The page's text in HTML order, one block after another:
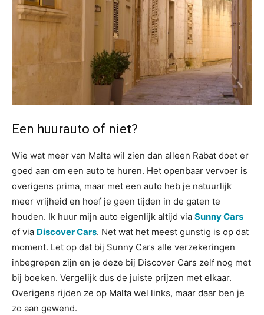
Een huurauto of niet?
Wie wat meer van Malta wil zien dan alleen Rabat doet er
goed aan om een auto te huren. Het openbaar vervoer is
overigens prima, maar met een auto heb je natuurlijk
meer vrijheid en hoef je geen tijden in de gaten te
houden. Ik huur mijn auto eigenlijk altijd via Sunny Cars
of via Discover Cars. Net wat het meest gunstig is op dat
moment. Let op dat bij Sunny Cars alle verzekeringen
inbegrepen zijn en je deze bij Discover Cars zelf nog met
bij boeken. Vergelijk dus de juiste prijzen met elkaar.
Overigens rijden ze op Malta wel links, maar daar ben je
zo aan gewend.